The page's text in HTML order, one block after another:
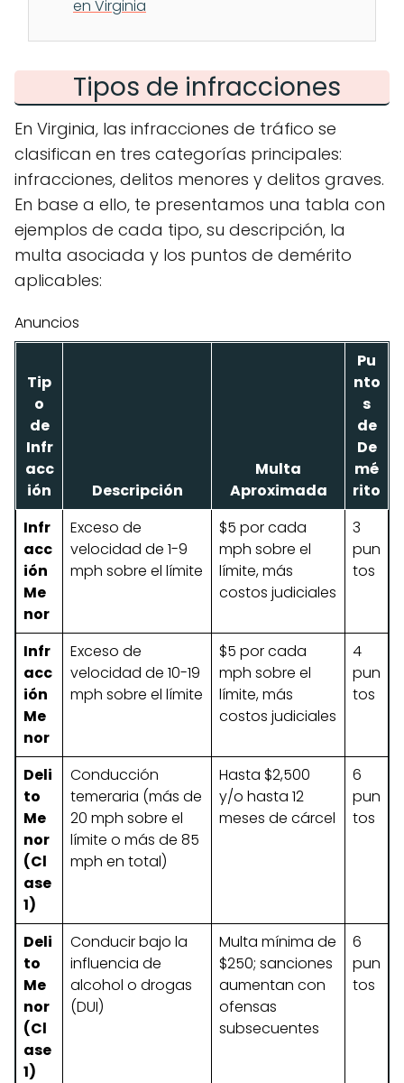
en Virginia
Tipos de infracciones
En Virginia, las infracciones de tráfico se
clasifican en tres categorías principales:
infracciones, delitos menores y delitos graves.
En base a ello, te presentamos una tabla con
ejemplos de cada tipo, su descripción, la
multa asociada y los puntos de demérito
aplicables:
Anuncios
Tip
o
de
Infr
acc
ión
Descripción
Multa
Aproximada
Pu
nto
s
de
De
mé
rito
Infr
acc
ión
Me
nor
Exceso de
velocidad de 1-9
mph sobre el límite
$5 por cada
mph sobre el
límite, más
costos judiciales
3
pun
tos
Infr
acc
ión
Me
nor
Exceso de
velocidad de 10-19
mph sobre el límite
$5 por cada
mph sobre el
límite, más
costos judiciales
4
pun
tos
Deli
to
Me
nor
(Cl
ase
1)
Conducción
temeraria (más de
20 mph sobre el
límite o más de 85
mph en total)
Hasta $2,500
y/o hasta 12
meses de cárcel
6
pun
tos
Deli
to
Me
nor
(Cl
ase
1)
Conducir bajo la
influencia de
alcohol o drogas
(DUI)
Multa mínima de
$250; sanciones
aumentan con
ofensas
subsecuentes
6
pun
tos